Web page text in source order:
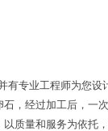
专业工程师为您
，经过加工后，一
质量和服务为依托